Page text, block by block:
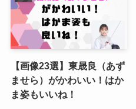
【画像23選】東晟良（あず
ませら）がかわいい！はか
ま姿もいいね！